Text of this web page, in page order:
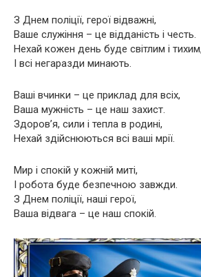
З Днем поліції, герої відважні,
Ваше служіння – це відданість і честь.
Нехай кожен день буде світлим і тихим,
І всі негаразди минають.
Ваші вчинки – це приклад для всіх,
Ваша мужність – це наш захист.
Здоров’я, сили і тепла в родині,
Нехай здійснюються всі ваші мрії.
Мир і спокій у кожній миті,
І робота буде безпечною завжди.
З Днем поліції, наші герої,
Ваша відвага – це наш спокій.